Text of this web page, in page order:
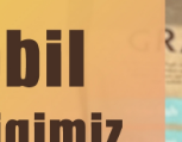
Pads для